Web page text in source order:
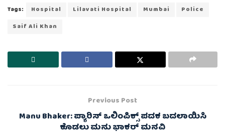
Tags: Hospital Lilavati Hospital Mumbai
Police
Saif Ali Khan
Previous Post
Manu Bhaker: ಪ್ಯಾರಿಸ್ ಒಲಿಂಪಿಕ್ಸ್ ಪದಕ ಬದಲಾಯಿಸಿ
ಕೊಡಲು ಮನು ಭಾಕರ್‌ ಮನವಿ